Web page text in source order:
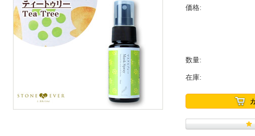
価格:
数量:
在庫: